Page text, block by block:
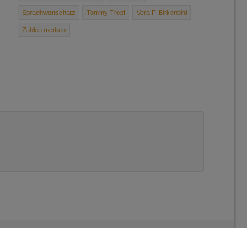
Sprachwortschatz Tommy Tropf Vera F. Birkenbihl
Zahlen merken